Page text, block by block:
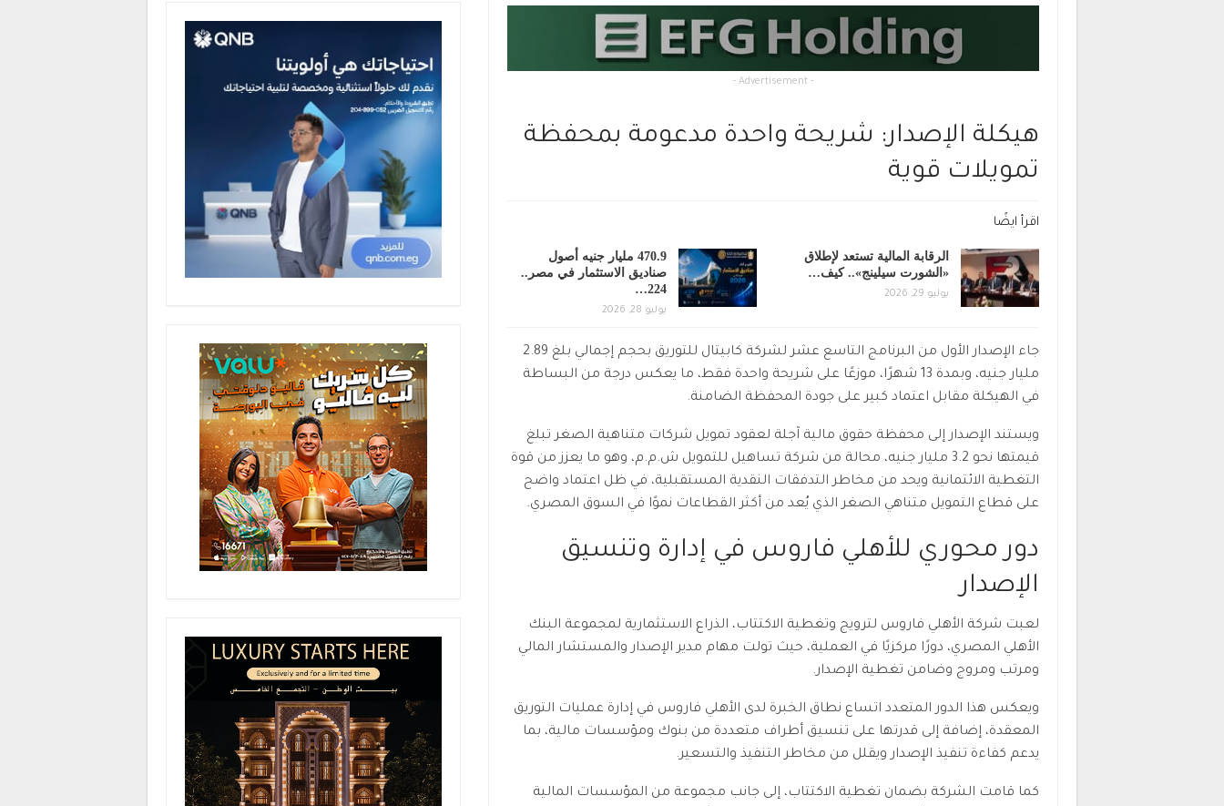
- Advertisement -
هيكلة الإصدار: شريحة واحدة مدعومة بمحفظة
تمويلات قوية
اقرأ ايضًا
الرقابة المالية تستعد لإطلاق
«الشورت سيلينج».. كيف…
يوليو 29, 2026
470.9 مليار جنيه أصول
صناديق الاستثمار في مصر..
224…
يوليو 28, 2026
جاء الإصدار الأول من البرنامج التاسع عشر لشركة كابيتال للتوريق بحجم إجمالي بلغ 2.89
مليار جنيه، وبمدة 13 شهرًا، موزعًا على شريحة واحدة فقط، ما يعكس درجة من البساطة
في الهيكلة مقابل اعتماد كبير على جودة المحفظة الضامنة.
ويستند الإصدار إلى محفظة حقوق مالية آجلة لعقود تمويل شركات متناهية الصغر تبلغ
قيمتها نحو 3.2 مليار جنيه، محالة من شركة تساهيل للتمويل ش.م.م، وهو ما يعزز من قوة
التغطية الائتمانية ويحد من مخاطر التدفقات النقدية المستقبلية، في ظل اعتماد واضح
على قطاع التمويل متناهي الصغر الذي يُعد من أكثر القطاعات نموًا في السوق المصري.
دور محوري للأهلي فاروس في إدارة وتنسيق
الإصدار
لعبت شركة الأهلي فاروس لترويج وتغطية الاكتتاب، الذراع الاستثمارية لمجموعة البنك
الأهلي المصري، دورًا مركزيًا في العملية، حيث تولت مهام مدير الإصدار والمستشار المالي
ومرتب ومروج وضامن تغطية الإصدار.
ويعكس هذا الدور المتعدد اتساع نطاق الخبرة لدى الأهلي فاروس في إدارة عمليات التوريق
المعقدة، إضافة إلى قدرتها على تنسيق أطراف متعددة من بنوك ومؤسسات مالية، بما
يدعم كفاءة تنفيذ الإصدار ويقلل من مخاطر التنفيذ والتسعير.
كما قامت الشركة بضمان تغطية الاكتتاب، إلى جانب مجموعة من المؤسسات المالية